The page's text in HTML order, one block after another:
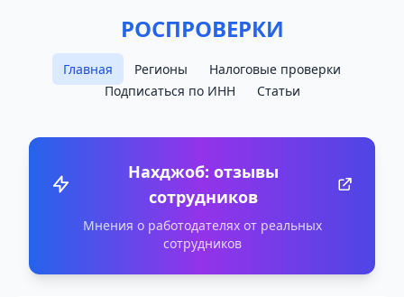
РОСПРОВЕРКИ
Главная Регионы
Налоговые проверки
Подписаться по ИНН
Статьи
Нахджоб: отзывы
сотрудников
Мнения о работодателях от реальных
сотрудников